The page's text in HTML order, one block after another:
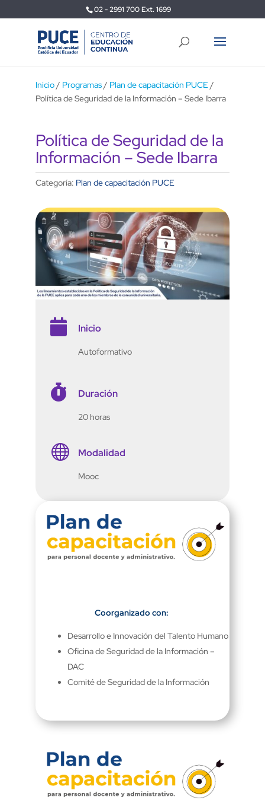
02 - 2991 700 Ext. 1699
Inicio/ Programas/ Plan de capacitación PUCE/
Política de Seguridad de la Información – Sede Ibarra
Política de Seguridad de la
Información – Sede Ibarra
Categoría: Plan de capacitación PUCE
 Inicio
Autoformativo
 Duración
20 horas
 Modalidad
Mooc
Coorganizado con:
Desarrollo e Innovación del Talento Humano
Oficina de Seguridad de la Información –
DAC
Comité de Seguridad de la Información